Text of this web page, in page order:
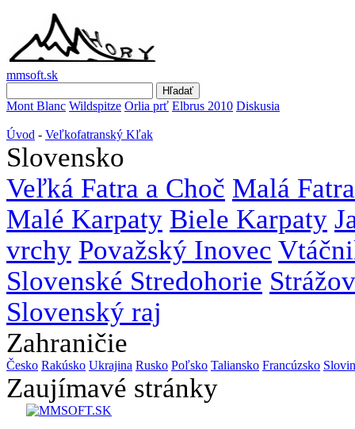
mmsoft.sk
Mont Blanc Wildspitze Orlia prť Elbrus 2010 Diskusia
Úvod - Veľkofatranský Kľak
Slovensko
Veľká Fatra a Choč Malá Fatra
Malé Karpaty Biele Karpaty
vrchy Považský Inovec
Slovenské Stredohorie
Slovenský raj
Zahraničie
Česko Rakúsko Ukrajina Rusko Poľsko Taliansko Francúzsko
Zaujímavé stránky